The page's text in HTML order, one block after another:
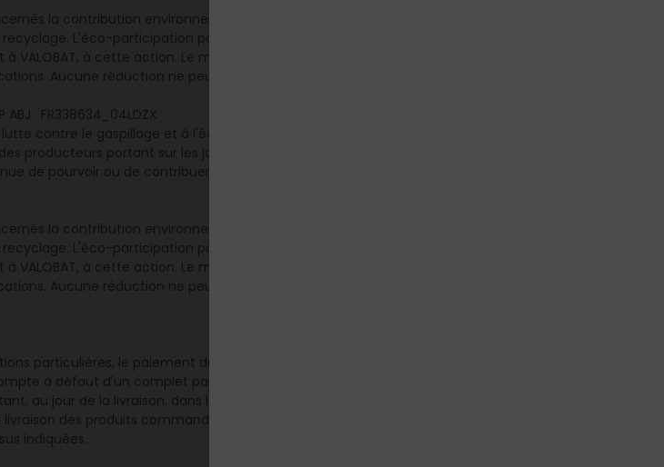
la contribution environnementale perçue pour le compte d'un éco-
L'éco-participation payée à l'achat est reversée à l'identique à
à VALOBAT, à cette action. Le montant de cette éco-participation
Aucune réduction ne peut lui être appliquée.
: FR338634_04LDZX
contre le gaspillage et à l'économie circulaire et du décret du 22
producteurs portant sur les jouets, les articles de sport et de loisirs, et
de pourvoir ou de contribuer à la prévention et à la gestion des
la contribution environnementale perçue pour le compte d'un éco-
L'éco-participation payée à l'achat est reversée à l'identique à
à VALOBAT, à cette action. Le montant de cette éco-participation
Aucune réduction ne peut lui être appliquée.
particulières, le paiement du prix s'effectue comptant à la
à défaut d'un complet paiement à cette date ou du versement de
au jour de la livraison, dans les conditions définies à l'article « Livraisons
des produits commandés par l'Acheteur si celui-ci ne lui en paye
indiquées.